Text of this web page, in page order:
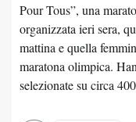
Pour Tous”, una
organizzata ieri sera,
mattina e quella
maratona olimpica.
selezionate su circa